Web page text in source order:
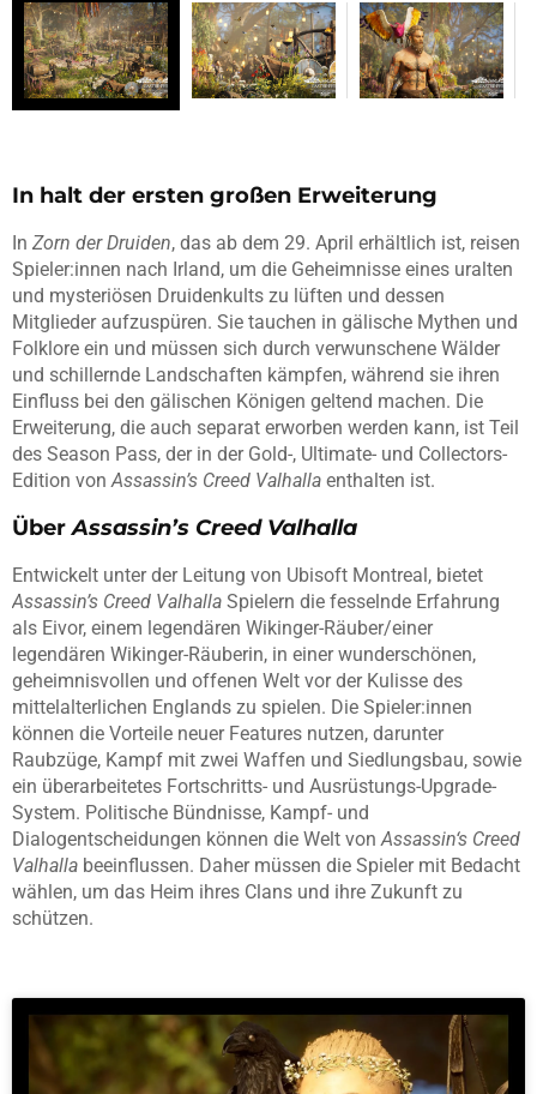
In halt der ersten großen Erweiterung
In Zorn der Druiden, das ab dem 29. April erhältlich ist, reisen
Spieler:innen nach Irland, um die Geheimnisse eines uralten
und mysteriösen Druidenkults zu lüften und dessen
Mitglieder aufzuspüren. Sie tauchen in gälische Mythen und
Folklore ein und müssen sich durch verwunschene Wälder
und schillernde Landschaften kämpfen, während sie ihren
Einfluss bei den gälischen Königen geltend machen. Die
Erweiterung, die auch separat erworben werden kann, ist Teil
des Season Pass, der in der Gold-, Ultimate- und Collectors-
Edition von Assassin’s Creed Valhalla enthalten ist.
ÜberAssassin’s Creed Valhalla
Entwickelt unter der Leitung von Ubisoft Montreal, bietet
Assassin’s Creed Valhalla Spielern die fesselnde Erfahrung
als Eivor, einem legendären Wikinger-Räuber/einer
legendären Wikinger-Räuberin, in einer wunderschönen,
geheimnisvollen und offenen Welt vor der Kulisse des
mittelalterlichen Englands zu spielen. Die Spieler:innen
können die Vorteile neuer Features nutzen, darunter
Raubzüge, Kampf mit zwei Waffen und Siedlungsbau, sowie
ein überarbeitetes Fortschritts- und Ausrüstungs-Upgrade-
System. Politische Bündnisse, Kampf- und
Dialogentscheidungen können die Welt von Assassin‘s Creed
Valhalla beeinflussen. Daher müssen die Spieler mit Bedacht
wählen, um das Heim ihres Clans und ihre Zukunft zu
schützen.